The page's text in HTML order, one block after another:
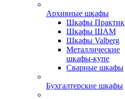
Архивные шкафы
Шкафы Практик
Шкафы ШАМ
Шкафы Valberg
Металлические
шкафы-купе
Сварные шкафы
Бухгалтерские шкафы